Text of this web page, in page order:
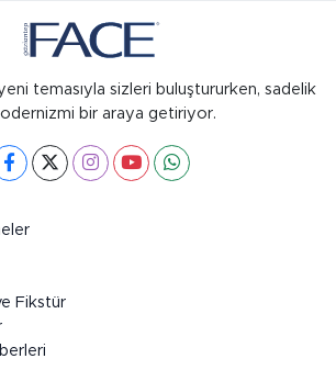
temasıyla sizleri buluştururken, sadelik
bir araya getiriyor.
Fikstür